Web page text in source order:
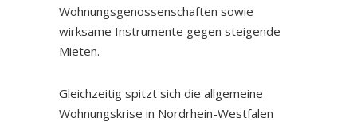
Wohnungsgenossenschaften sowie
wirksame Instrumente gegen steigende
Mieten.
Gleichzeitig spitzt sich die allgemeine
Wohnungskrise in Nordrhein-Westfalen